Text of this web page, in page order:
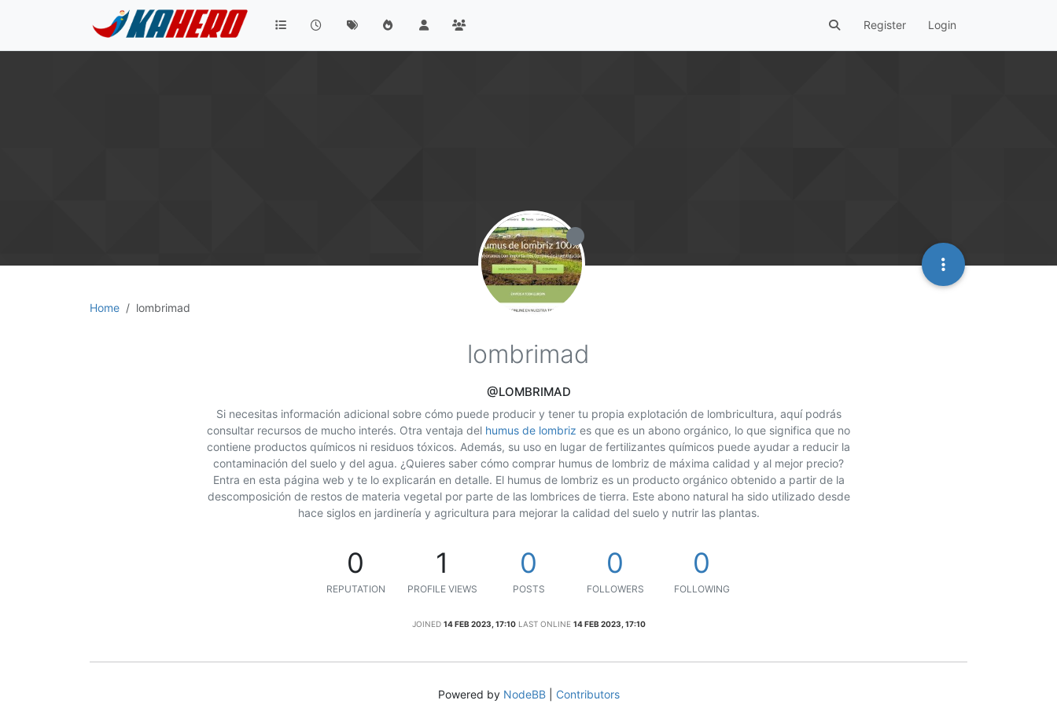
Register Login
Home lombrimad
lombrimad
@LOMBRIMAD
Si necesitas información adicional sobre cómo puede producir y tener tu propia explotación de lombricultura, aquí podrás
consultar recursos de mucho interés. Otra ventaja del humus de lombriz es que es un abono orgánico, lo que significa que no
contiene productos químicos ni residuos tóxicos. Además, su uso en lugar de fertilizantes químicos puede ayudar a reducir la
contaminación del suelo y del agua. ¿Quieres saber cómo comprar humus de lombriz de máxima calidad y al mejor precio?
Entra en esta página web y te lo explicarán en detalle. El humus de lombriz es un producto orgánico obtenido a partir de la
descomposición de restos de materia vegetal por parte de las lombrices de tierra. Este abono natural ha sido utilizado desde
hace siglos en jardinería y agricultura para mejorar la calidad del suelo y nutrir las plantas.
0
REPUTATION
1
PROFILE VIEWS
0
POSTS
0
FOLLOWERS
0
FOLLOWING
JOINED 14 FEB 2023, 17:10 LAST ONLINE 14 FEB 2023, 17:10
Powered by NodeBB| Contributors